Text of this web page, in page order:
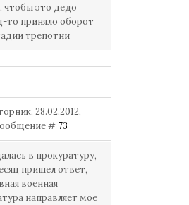
чтобы это дедо
то приняло оборот
трепотни
28.02.2012,
# 73
в прокуратуру,
пришел ответ,
военная
направляет мое